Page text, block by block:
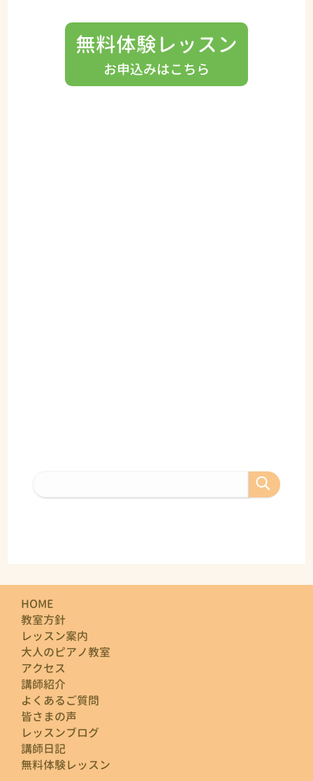
無料体験レッスン
お申込みはこちら
HOME
教室方針
レッスン案内
大人のピアノ教室
アクセス
講師紹介
よくあるご質問
皆さまの声
レッスンブログ
講師日記
無料体験レッスン